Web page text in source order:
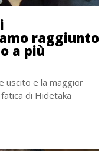
raggiunto
a più
uscito e la maggior
di Hidetaka